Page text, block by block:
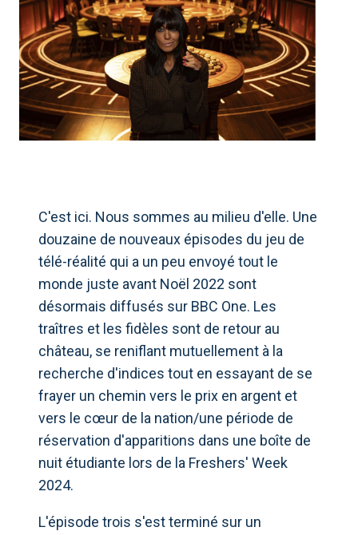
C'est ici. Nous sommes au milieu d'elle. Une
douzaine de nouveaux épisodes du jeu de
télé-réalité qui a un peu envoyé tout le
monde juste avant Noël 2022 sont
désormais diffusés sur BBC One. Les
traîtres et les fidèles sont de retour au
château, se reniflant mutuellement à la
recherche d'indices tout en essayant de se
frayer un chemin vers le prix en argent et
vers le cœur de la nation/une période de
réservation d'apparitions dans une boîte de
nuit étudiante lors de la Freshers' Week
2024.
L'épisode trois s'est terminé sur un